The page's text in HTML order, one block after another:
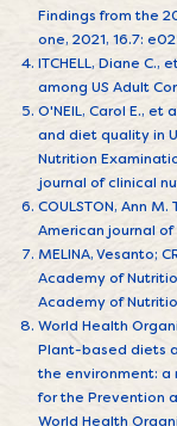
Findings from the
one, 2021, 16.7:
ITCHELL, Diane
among US Adult
O'NEIL, Carol E.,
and diet quality in
Nutrition
journal of clinical
COULSTON, Ann
American journal
MELINA, Vesanto;
Academy of
Academy of
World Health
Plant-based diets
the environment: a
for the Prevention
World Health